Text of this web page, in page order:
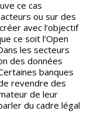
ce cas
ou sur des
avec l’objectif
ce soit l’Open
les secteurs
des données
banques
revendre des
de leur
du cadre légal